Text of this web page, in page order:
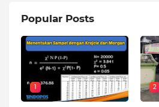
Popular Posts
1 2